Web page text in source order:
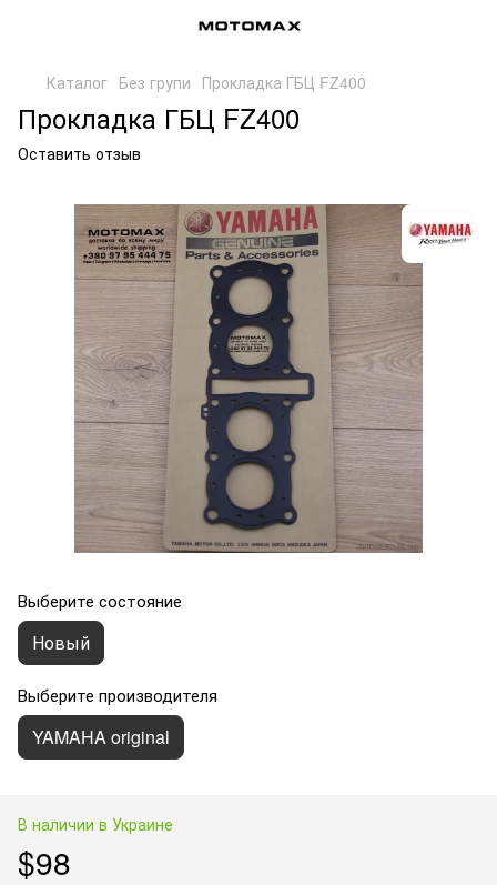
Каталог Без групи Прокладка ГБЦ FZ400
Прокладка ГБЦ FZ400
Оставить отзыв
Выберите состояние
Новый
Выберите производителя
YAMAHA original
В наличии в Украине
$98